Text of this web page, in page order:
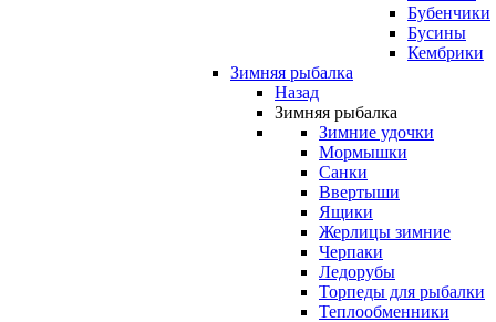
Бубенчики
Бусины
Кембрики
Зимняя рыбалка
Назад
Зимняя рыбалка
Зимние удочки
Мормышки
Санки
Ввертыши
Ящики
Жерлицы зимние
Черпаки
Ледорубы
Торпеды для рыбалки
Теплообменники